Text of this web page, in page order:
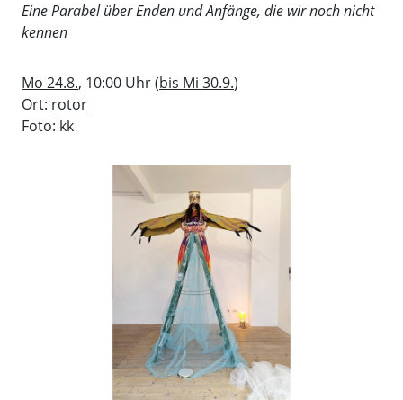
Eine Parabel über Enden und Anfänge, die wir noch nicht
kennen
Mo 24.8., 10:00 Uhr (bis Mi 30.9.)
Ort: rotor
Foto: kk